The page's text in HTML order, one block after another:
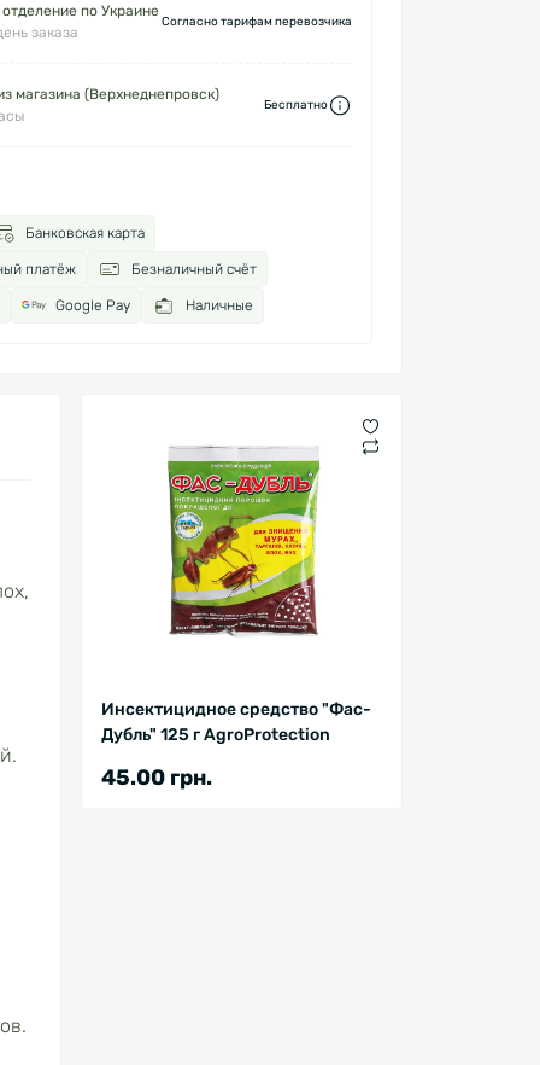
по Украине
заказа
Согласно тарифам перевозчика
магазина (Верхнеднепровск)
Бесплатно
Банковская карта
платёж Безналичный счёт
Google Pay Наличные
Инсектицидное средство "Фас-
Дубль" 125 г AgroProtection
45.00 грн.